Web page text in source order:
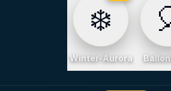
❄️
Winter-Aurora